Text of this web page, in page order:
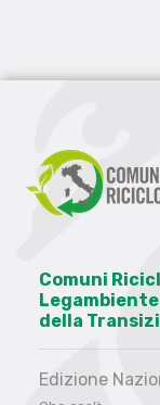
Comuni
della
Edizione